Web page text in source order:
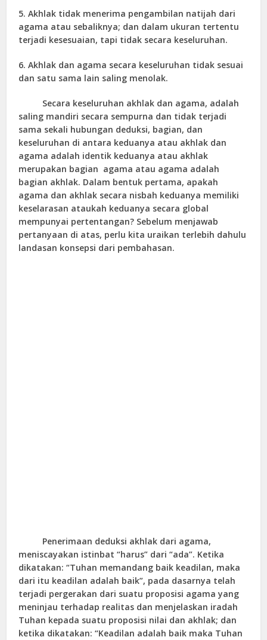
5. Akhlak tidak menerima pengambilan natijah dari
agama atau sebaliknya; dan dalam ukuran tertentu
terjadi kesesuaian, tapi tidak secara keseluruhan.
6. Akhlak dan agama secara keseluruhan tidak sesuai
dan satu sama lain saling menolak.
Secara keseluruhan akhlak dan agama, adalah
saling mandiri secara sempurna dan tidak terjadi
sama sekali hubungan deduksi, bagian, dan
keseluruhan di antara keduanya atau akhlak dan
agama adalah identik keduanya atau akhlak
merupakan bagian agama atau agama adalah
bagian akhlak. Dalam bentuk pertama, apakah
agama dan akhlak secara nisbah keduanya memiliki
keselarasan ataukah keduanya secara global
mempunyai pertentangan? Sebelum menjawab
pertanyaan di atas, perlu kita uraikan terlebih dahulu
landasan konsepsi dari pembahasan.
Penerimaan deduksi akhlak dari agama,
meniscayakan istinbat “harus” dari “ada”. Ketika
dikatakan: “Tuhan memandang baik keadilan, maka
dari itu keadilan adalah baik”, pada dasarnya telah
terjadi pergerakan dari suatu proposisi agama yang
meninjau terhadap realitas dan menjelaskan iradah
Tuhan kepada suatu proposisi nilai dan akhlak; dan
ketika dikatakan: “Keadilan adalah baik maka Tuhan